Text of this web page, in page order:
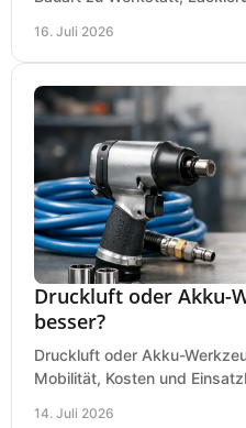
16. Juli 2026
Druckluft oder Akku-
besser?
Druckluft oder Akku-
Mobilität, Kosten und
14. Juli 2026